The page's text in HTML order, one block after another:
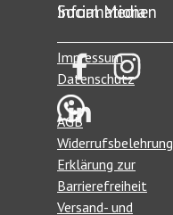
Informationen
Impressum
Datenschutz
AGB
Widerrufsbelehrung
Erklärung zur
Barrierefreiheit
Versand- und
Social Media